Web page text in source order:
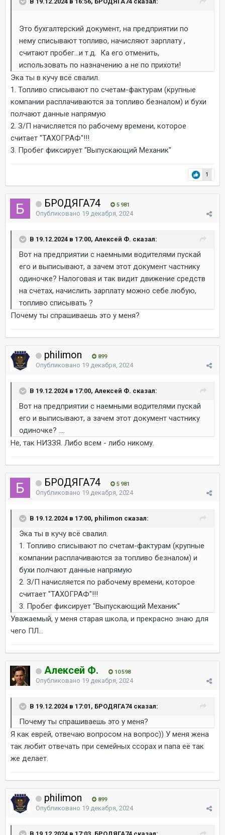
Это бухгалтерский документ, на предприятии по
нему списывают топливо, начисляют зарплату ,
считают пробег...и т.д. Ка его отменить,
использовать по назначению а не по прихоти!
Эка ты в кучу всё свалил.
1. Топливо списывают по счетам-фактурам (крупные
компании расплачиваются за топливо безналом) и бухи
полчают данные напрямую
2. З/П начисляется по рабочему времени, которое
считает "ТАХОГРАФ"!!!
3. Пробег фиксирует "Выпускающий Механик"
1
БРОДЯГА74 5 981
Опубликовано 19 декабря, 2024
В 19.12.2024 в 17:00, Алексей Ф. сказал:
Вот на предприятии с наемными водителями пускай
его и выписывают, а зачем этот документ частнику
одиночке? Налоговая и так видит движение средств
на счетах, начислить зарплату можно себе любую,
топливо списывать ?
Почему ты спрашиваешь это у меня?
philimon 899
Опубликовано 19 декабря, 2024
В 19.12.2024 в 17:00, Алексей Ф. сказал:
Вот на предприятии с наемными водителями пускай
его и выписывают, а зачем этот документ частнику
одиночке? ....
Не, так НИЗЗЯ. Либо всем - либо никому.
БРОДЯГА74 5 981
Опубликовано 19 декабря, 2024
В 19.12.2024 в 17:00, philimon сказал:
Эка ты в кучу всё свалил.
1. Топливо списывают по счетам-фактурам (крупные
компании расплачиваются за топливо безналом) и
бухи полчают данные напрямую
2. З/П начисляется по рабочему времени, которое
считает "ТАХОГРАФ"!!!
3. Пробег фиксирует "Выпускающий Механик"
Уважаемый, у меня старая школа, и прекрасно знаю для
чего ПЛ...
Алексей Ф. 10 598
Опубликовано 19 декабря, 2024
В 19.12.2024 в 17:01, БРОДЯГА74 сказал:
Почему ты спрашиваешь это у меня?
Я как еврей, отвечаю вопросом на вопрос)) У меня жена
так любит отвечать при семейных ссорах и папа её так
же делает.
philimon 899
Опубликовано 19 декабря, 2024